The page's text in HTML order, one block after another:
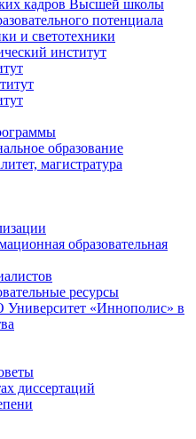
кадров Высшей школы
потенциала
и светотехники
институт
образование
магистратура
образовательная
ресурсы
«Иннополис» в
диссертаций